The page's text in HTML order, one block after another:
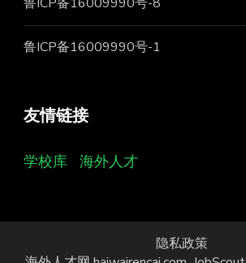
鲁ICP备16009990号-1
友情链接
学校库 海外人才
隐私政策